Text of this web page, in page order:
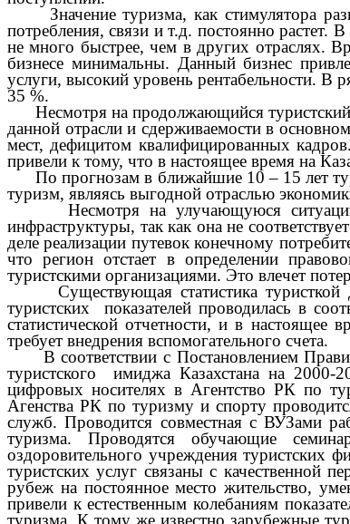
Значение туризма, как стимулятора
потребления, связи и т.д. постоянно растет.
не много быстрее, чем в других отраслях.
бизнесе минимальны. Данный бизнес
услуги, высокий уровень рентабельности. В
35 %.
Несмотря на продолжающийся туристский
данной отрасли и сдерживаемости в
мест, дефицитом квалифицированных
привели к тому, что в настоящее время на
По прогнозам в ближайшие 10 – 15 лет
туризм, являясь выгодной отраслью
Несмотря на улучающуюся ситуацию в
инфраструктуры, так как она не
деле реализации путевок конечному
что регион отстает в определении
туристскими организациями. Это влечет
Существующая статистика туристкой
туристских показателей проводилась в
статистической отчетности, и в настоящее
требует внедрения вспомогательного
В соответствии с Постановлением
туристского имиджа Казахстана на 2000-
цифровых носителях в Агентство РК по
Агенства РК по туризму и спорту
служб. Проводится совместная с ВУЗами
туризма. Проводятся обучающие
оздоровительного учреждения туристских
туристских услуг связаны с качественной
рубеж на постоянное место жительство,
привели к естественным колебаниям
туризма. К тому же известно зарубежные